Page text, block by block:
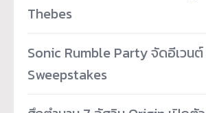
Thebes
Sonic Rumble Party จัดอีเวน
Sweepstakes